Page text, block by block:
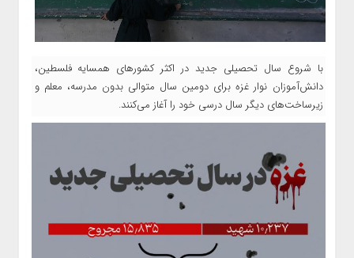
با شروع سال تحصیلی جدید در اکثر کشورهای همسایه فلسطین،
دانش‌آموزان نوار غزه برای دومین سال متوالی بدون مدرسه، معلم و
زیرساخت‌های دیگر سال درسی خود را آغاز می‌کنند.